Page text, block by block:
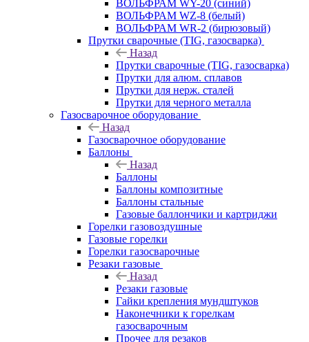
ВОЛЬФРАМ WY-20 (синий)
ВОЛЬФРАМ WZ-8 (белый)
ВОЛЬФРАМ WR-2 (бирюзовый)
Прутки сварочные (TIG, газосварка)
Назад
Прутки сварочные (TIG, газосварка)
Прутки для алюм. сплавов
Прутки для нерж. сталей
Прутки для черного металла
Газосварочное оборудование
Назад
Газосварочное оборудование
Баллоны
Назад
Баллоны
Баллоны композитные
Баллоны стальные
Газовые баллончики и картриджи
Горелки газовоздушные
Газовые горелки
Горелки газосварочные
Резаки газовые
Назад
Резаки газовые
Гайки крепления мундштуков
Наконечники к горелкам
газосварочным
Прочее для резаков